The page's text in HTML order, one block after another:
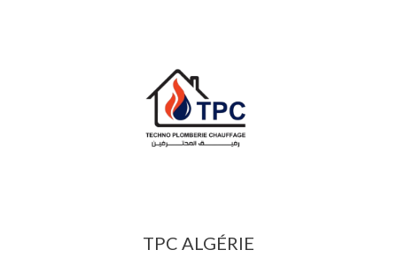
TPC ALGÉRIE